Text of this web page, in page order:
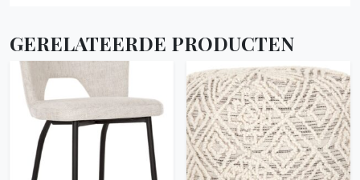
GERELATEERDE PRODUCTEN